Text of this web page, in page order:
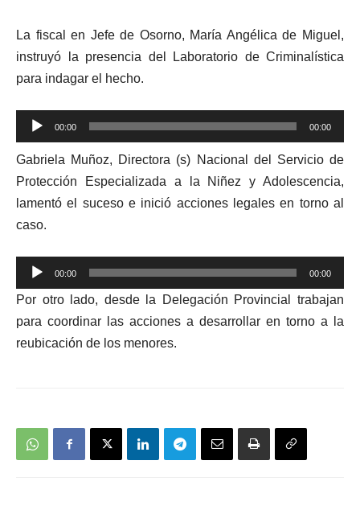
La fiscal en Jefe de Osorno, María Angélica de Miguel,
instruyó la presencia del Laboratorio de Criminalística
para indagar el hecho.
Reproductor
de
audio
00:00 00:00
Gabriela Muñoz, Directora (s) Nacional del Servicio de
Protección Especializada a la Niñez y Adolescencia,
lamentó el suceso e inició acciones legales en torno al
caso.
Reproductor
de
audio
00:00 00:00
Por otro lado, desde la Delegación Provincial trabajan
para coordinar las acciones a desarrollar en torno a la
reubicación de los menores.